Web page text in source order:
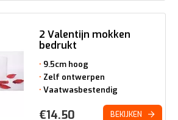
2 Valentijn mokken
bedrukt
9.5cm hoog
Zelf ontwerpen
Vaatwasbestendig
€14.50 BEKIJKEN